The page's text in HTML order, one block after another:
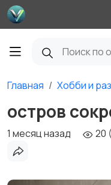
Главная Хобби и
остров
1 месяц назад 20